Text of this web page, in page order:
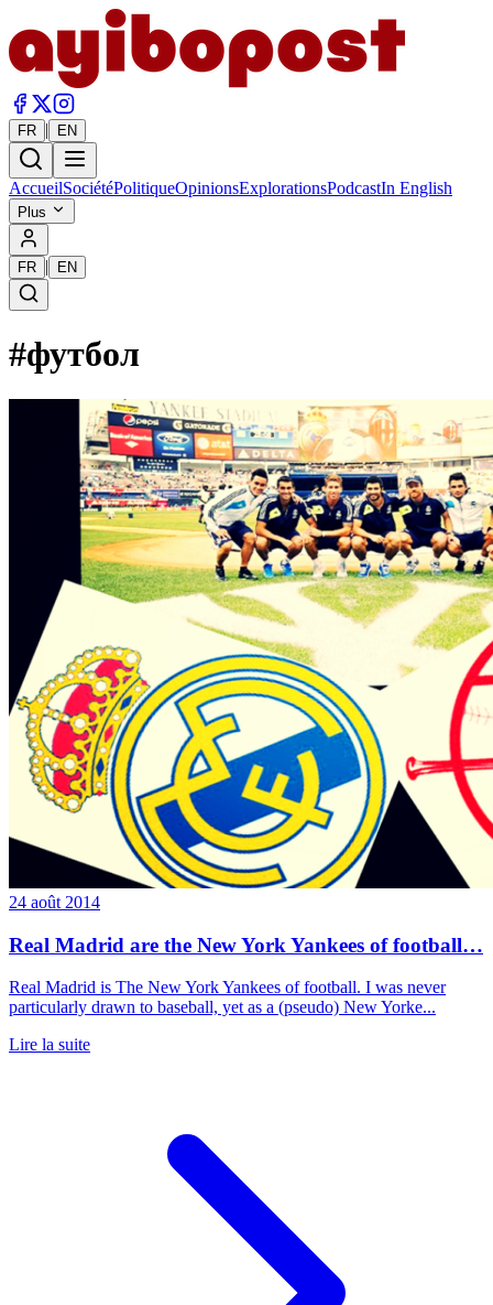
FR | EN
AccueilSociétéPolitiqueOpinionsExplorationsPodcastIn English
Plus
FR | EN
#футбол
24 août 2014
Real Madrid are the New York Yankees of football…
Real Madrid is The New York Yankees of football. I was never
particularly drawn to baseball, yet as a (pseudo) New Yorke...
Lire la suite